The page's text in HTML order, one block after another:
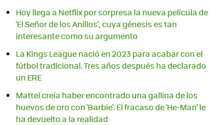
Hoy llega a Netflix por sorpresa la nueva película de
'El Señor de los Anillos', cuya génesis es tan
interesante como su argumento
La Kings League nació en 2023 para acabar con el
fútbol tradicional. Tres años después ha declarado
un ERE
Mattel creía haber encontrado una gallina de los
huevos de oro con 'Barbie'. El fracaso de 'He-Man' le
ha devuelto a la realidad